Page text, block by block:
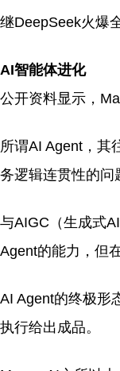
继DeepSeek火爆
AI智能体进化
公开资料显示，
所谓AI Agent，其
务逻辑连贯性的问
与AIGC（生成式
Agent的能力，但
AI Agent的终极形
执行给出成品。